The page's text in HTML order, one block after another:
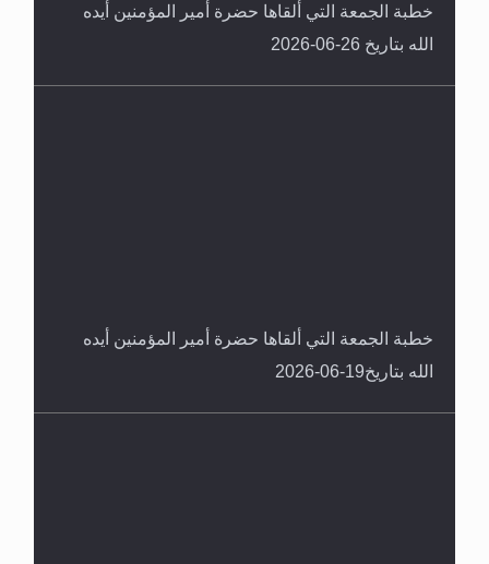
خطبة الجمعة التي ألقاها حضرة أمير المؤمنين أيده
الله بتاريخ 26-06-2026
خطبة الجمعة التي ألقاها حضرة أمير المؤمنين أيده
الله بتاريخ19-06-2026